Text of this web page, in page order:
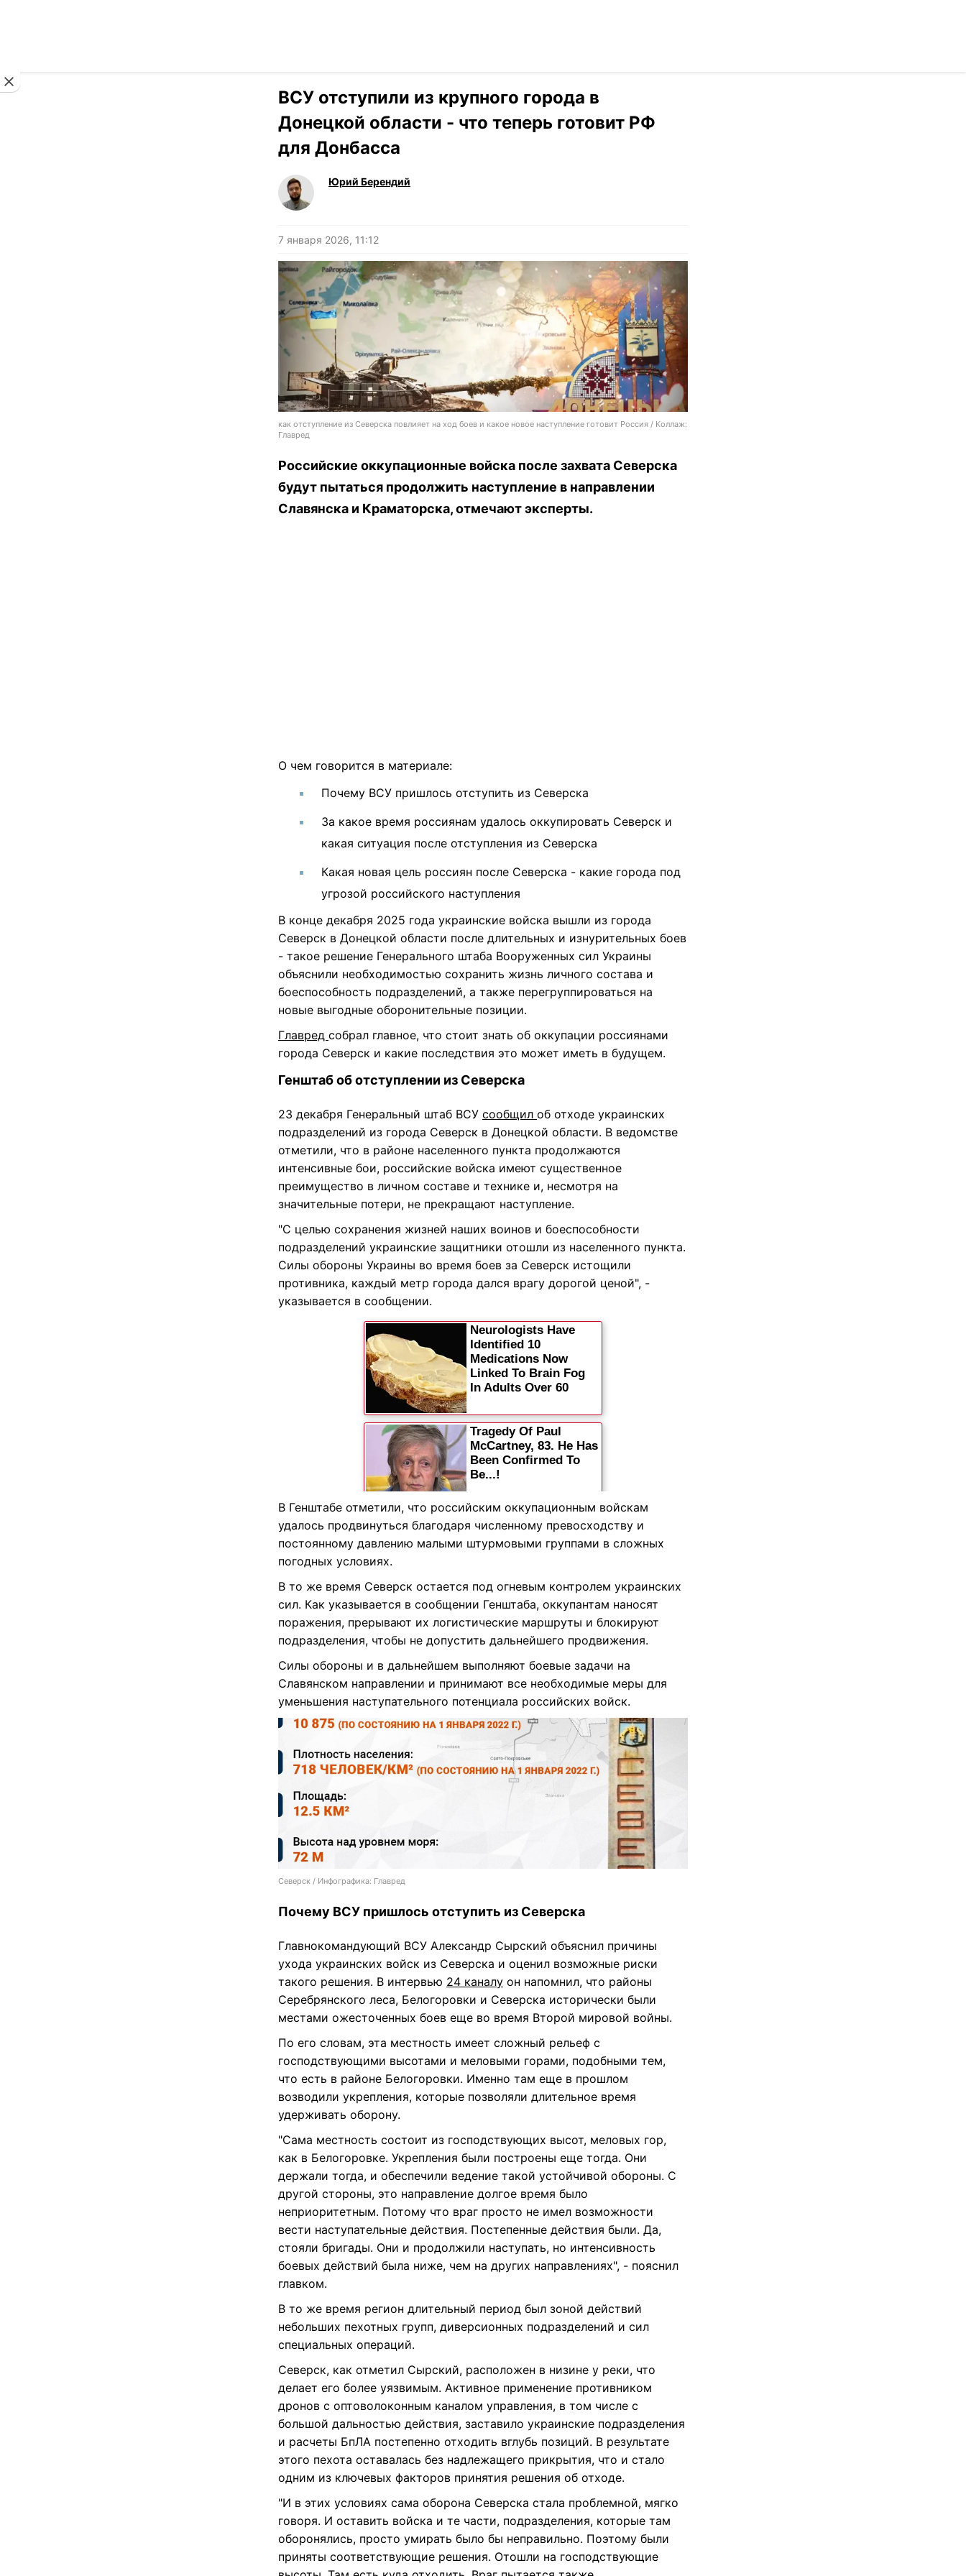
ВСУ отступили из крупного города в
Донецкой области - что теперь готовит РФ
для Донбасса
Юрий Берендий
7 января 2026, 11:12
как отступление из Северска повлияет на ход боев и какое новое наступление готовит Россия / Коллаж:
Главред
Российские оккупационные войска после захвата Северска
будут пытаться продолжить наступление в направлении
Славянска и Краматорска, отмечают эксперты.
О чем говорится в материале:
Почему ВСУ пришлось отступить из Северска
За какое время россиянам удалось оккупировать Северск и
какая ситуация после отступления из Северска
Какая новая цель россиян после Северска - какие города под
угрозой российского наступления
В конце декабря 2025 года украинские войска вышли из города
Северск в Донецкой области после длительных и изнурительных боев
- такое решение Генерального штаба Вооруженных сил Украины
объяснили необходимостью сохранить жизнь личного состава и
боеспособность подразделений, а также перегруппироваться на
новые выгодные оборонительные позиции.
Главред собрал главное, что стоит знать об оккупации россиянами
города Северск и какие последствия это может иметь в будущем.
Генштаб об отступлении из Северска
23 декабря Генеральный штаб ВСУ сообщил об отходе украинских
подразделений из города Северск в Донецкой области. В ведомстве
отметили, что в районе населенного пункта продолжаются
интенсивные бои, российские войска имеют существенное
преимущество в личном составе и технике и, несмотря на
значительные потери, не прекращают наступление.
"С целью сохранения жизней наших воинов и боеспособности
подразделений украинские защитники отошли из населенного пункта.
Силы обороны Украины во время боев за Северск истощили
противника, каждый метр города дался врагу дорогой ценой", -
указывается в сообщении.
В Генштабе отметили, что российским оккупационным войскам
удалось продвинуться благодаря численному превосходству и
постоянному давлению малыми штурмовыми группами в сложных
погодных условиях.
В то же время Северск остается под огневым контролем украинских
сил. Как указывается в сообщении Генштаба, оккупантам наносят
поражения, прерывают их логистические маршруты и блокируют
подразделения, чтобы не допустить дальнейшего продвижения.
Силы обороны и в дальнейшем выполняют боевые задачи на
Славянском направлении и принимают все необходимые меры для
уменьшения наступательного потенциала российских войск.
Северск / Инфографика: Главред
Почему ВСУ пришлось отступить из Северска
Главнокомандующий ВСУ Александр Сырский объяснил причины
ухода украинских войск из Северска и оценил возможные риски
такого решения. В интервью
он напомнил, что районы
Серебрянского леса, Белогоровки и Северска исторически были
местами ожесточенных боев еще во время Второй мировой войны.
По его словам, эта местность имеет сложный рельеф с
господствующими высотами и меловыми горами, подобными тем,
что есть в районе Белогоровки. Именно там еще в прошлом
возводили укрепления, которые позволяли длительное время
удерживать оборону.
"Сама местность состоит из господствующих высот, меловых гор,
как в Белогоровке. Укрепления были построены еще тогда. Они
держали тогда, и обеспечили ведение такой устойчивой обороны. С
другой стороны, это направление долгое время было
неприоритетным. Потому что враг просто не имел возможности
вести наступательные действия. Постепенные действия были. Да,
стояли бригады. Они и продолжили наступать, но интенсивность
главком.
В то же время регион длительный период был зоной действий
небольших пехотных групп, диверсионных подразделений и сил
специальных операций.
Северск, как отметил Сырский, расположен в низине у реки, что
делает его более уязвимым. Активное применение противником
дронов с оптоволоконным каналом управления, в том числе с
большой дальностью действия, заставило украинские подразделения
и расчеты БпЛА постепенно отходить вглубь позиций. В результате
этого пехота оставалась без надлежащего прикрытия, что и стало
одним из ключевых факторов принятия решения об отходе.
"И в этих условиях сама оборона Северска стала проблемной, мягко
говоря. И оставить войска и те части, подразделения, которые там
оборонялись, просто умирать было бы неправильно. Поэтому были